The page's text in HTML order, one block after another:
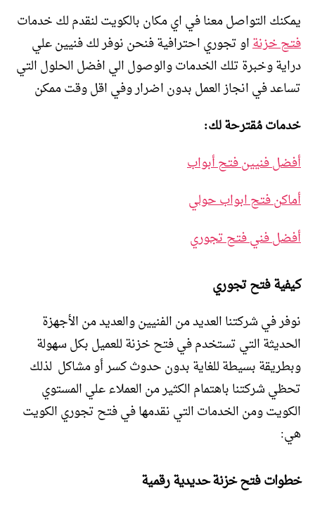
يمكنك التواصل معنا في اي مكان بالكويت لنقدم لك خدمات
فتح خزنةاو تجوري احترافية فنحن نوفر لك فنيين علي
دراية وخبرة تلك الخدمات والوصول الي افضل الحلول التي
تساعد في انجاز العمل بدون اضرار وفي اقل وقت ممكن
خدمات مُقترحة لك:
أفضل فنيين فتح أبواب
أماكن فتح ابواب حولي
أفضل فني فتح تجوري
كيفية فتح تجوري
نوفر في شركتنا العديد من الفنيين والعديد من الأجهزة
الحديثة التي تستخدم في فتح خزنة للعميل بكل سهولة
وبطريقة بسيطة للغاية بدون حدوث كسر أو مشاكل لذلك
تحظي شركتنا باهتمام الكثير من العملاء علي المستوي
الكويت ومن الخدمات التي نقدمها في فتح تجوري الكويت
هي:
خطوات فتح خزنة حديدية رقمية